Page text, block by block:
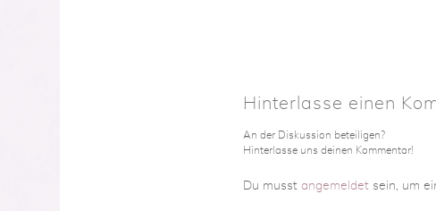
Hinterlasse einen
An der Diskussion beteiligen?
Hinterlasse uns deinen Kommentar!
Du musst angemeldet sein, um